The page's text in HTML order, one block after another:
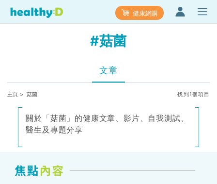
健康網購
#菇菌
文章
主頁 > 菇菌 找到1個項目
關於「菇菌」的健康文章、影片、自我測試、
醫生及專題分享